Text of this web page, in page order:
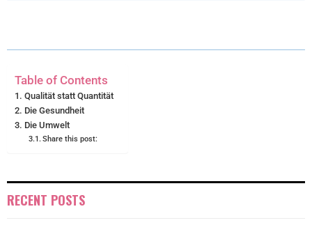
R
)
Table of Contents
Qualität statt Quantität
Die Gesundheit
Die Umwelt
Share this post:
RECENT POSTS